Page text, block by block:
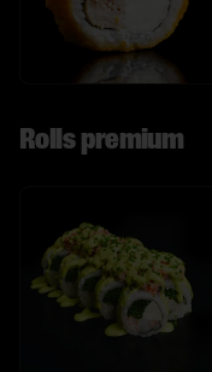
Rolls premium